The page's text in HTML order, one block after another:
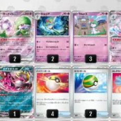
クラサキアキラ